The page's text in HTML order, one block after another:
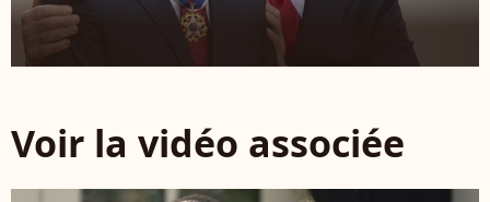
Voir la vidéo associée